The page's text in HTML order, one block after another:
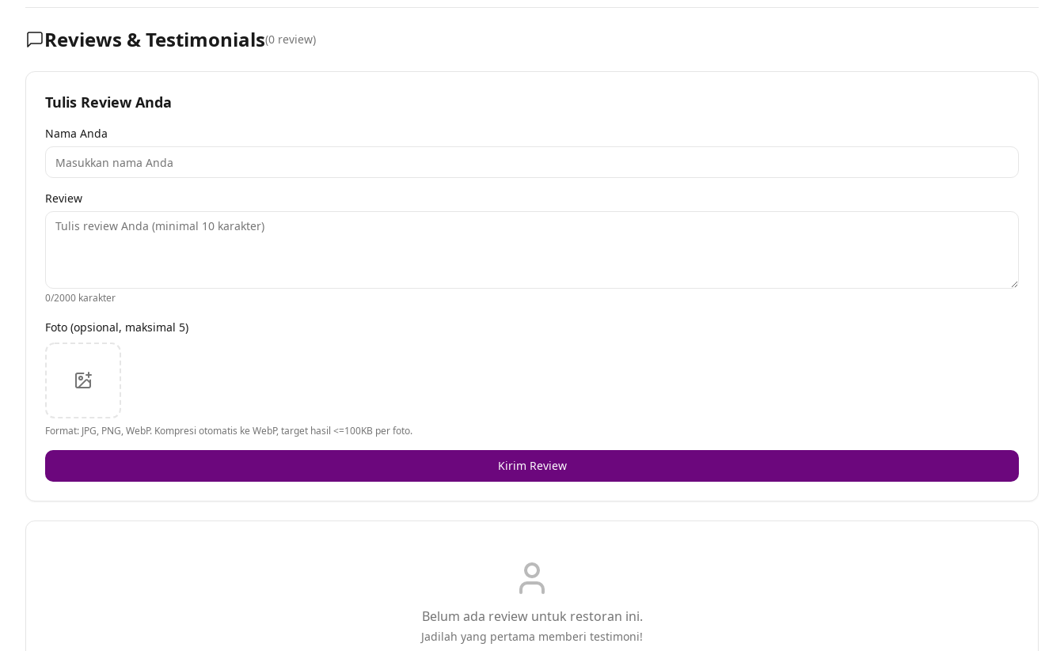
Reviews & Testimonials(0 review)
Tulis Review Anda
Nama Anda
Review
0/2000 karakter
Foto (opsional, maksimal 5)
Format: JPG, PNG, WebP. Kompresi otomatis ke WebP, target hasil <=100KB per foto.
Kirim Review
Belum ada review untuk restoran ini.
Jadilah yang pertama memberi testimoni!